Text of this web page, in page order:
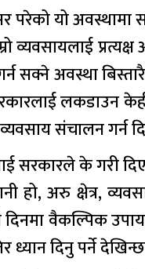
परेको यो
व्यवसायलाई
सक्ने अवस्था
लकडाउन
संचालन गर्न
सरकारले के गरी
हो, अरु क्षेत्र,
वैकल्पिक
ध्यान दिनु पर्ने